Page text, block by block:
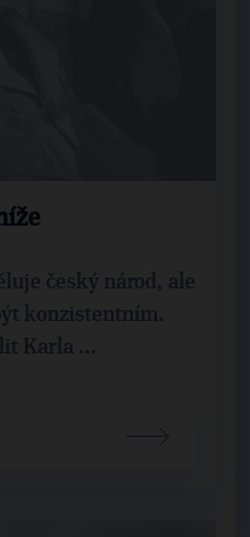
český národ, ale
konzistentním.
Karla ...